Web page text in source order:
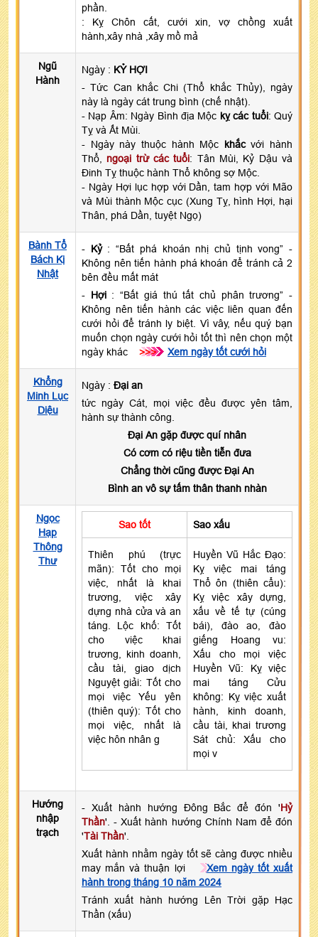
phần.
: Kỵ Chôn cất, cưới xin, vợ chồng xuất
hành,xây nhà ,xây mồ mả
Ngũ
Hành
Ngày : KỶ HỢI
- Tức Can khắc Chi (Thổ khắc Thủy), ngày
này là ngày cát trung bình (chế nhật).
- Nạp Âm: Ngày Bình địa Mộc kỵ các tuổi: Quý
Tỵ và Ất Mùi.
- Ngày này thuộc hành Mộc khắcvới hành
Thổ, ngoại trừ các tuổi: Tân Mùi, Kỷ Dậu và
Đinh Tỵ thuộc hành Thổ không sợ Mộc.
- Ngày Hợi lục hợp với Dần, tam hợp với Mão
và Mùi thành Mộc cục (Xung Tỵ, hình Hợi, hại
Thân, phá Dần, tuyệt Ngọ)
Bành Tổ
Bách Kị
Nhật
- Kỷ: “Bất phá khoán nhị chủ tịnh vong” -
Không nên tiến hành phá khoán để tránh cả 2
bên đều mất mát
- Hợi: “Bất giá thú tất chủ phân trương” -
Không nên tiến hành các việc liên quan đến
cưới hỏi để tránh ly biệt. Vì vây, nếu quý bạn
muốn chọn ngày cưới hỏi tốt thì nên chọn một
ngày khác
>>> Xem ngày tốt cưới hỏi
Khổng
Minh Lục
Diệu
Ngày : Đại an
tức ngày Cát, mọi việc đều được yên tâm,
hành sự thành công.
Đại An gặp được quí nhân
Có cơm có riệu tiền tiễn đưa
Chẳng thời cũng được Đại An
Bình an vô sự tấm thân thanh nhàn
Ngọc
Hạp
Thông
Thư
Sao tốt Sao xấu
Thiên phú (trực
mãn): Tốt cho mọi
việc, nhất là khai
trương, việc xây
dựng nhà cửa và an
táng. Lộc khố: Tốt
cho việc khai
trương, kinh doanh,
cầu tài, giao dịch
Nguyệt giải: Tốt cho
mọi việc Yếu yên
(thiên quý): Tốt cho
mọi việc, nhất là
việc hôn nhân g
Huyền Vũ Hắc Đạo:
Kỵ việc mai táng
Thổ ôn (thiên cẩu):
Kỵ việc xây dựng,
xấu về tế tự (cúng
bái), đào ao, đào
giếng Hoang vu:
Xấu cho mọi việc
Huyền Vũ: Kỵ việc
mai táng Cửu
không: Kỵ việc xuất
hành, kinh doanh,
cầu tài, khai trương
Sát chủ: Xấu cho
mọi v
Hướng
nhập
trạch
- Xuất hành hướng Đông Bắc để đón 'Hỷ
Thần'. - Xuất hành hướng Chính Nam để đón
'Tài Thần'.
Xuất hành nhằm ngày tốt sẽ càng được nhiều
may mắn và thuận lợi
Xem ngày tốt xuất
hành trong tháng 10 năm 2024
Tránh xuất hành hướng Lên Trời gặp Hạc
Thần (xấu)